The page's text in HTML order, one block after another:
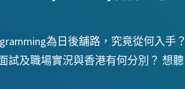
為日後舖路，究竟從何入手？
試及職場實況與香港有何分別？ 想聽